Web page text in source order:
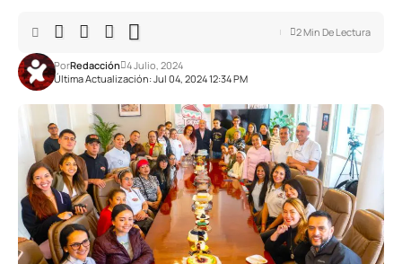
Última Actualización: Jul 04, 2024 12:34 PM
PorRedacción 4 Julio, 2024
2 Min De Lectura